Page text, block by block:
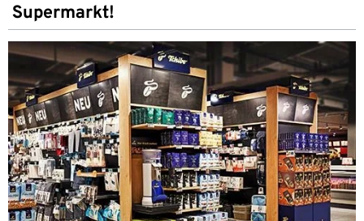
Supermarkt!